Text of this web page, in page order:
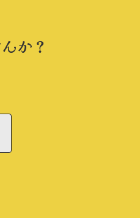
か？